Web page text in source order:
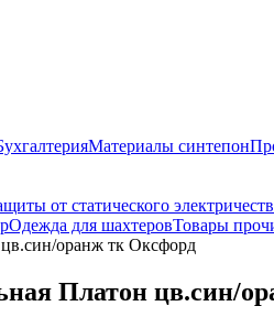
Материалы синтепон
от статического
Одежда для шахтеровТовары
оранж тк Оксфорд
Платон цв.син/